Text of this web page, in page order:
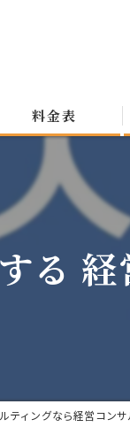
料金表
る
ティングなら経営コン